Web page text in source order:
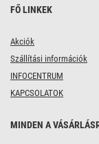
FŐ LINKEK
Akciók
Szállítási információk
INFOCENTRUM
KAPCSOLATOK
MINDEN A